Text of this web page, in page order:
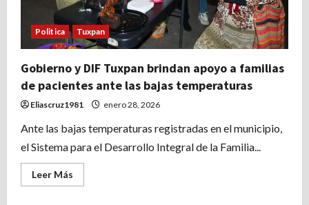
Politica Tuxpan
Gobierno y DIF Tuxpan brindan apoyo a familias
de pacientes ante las bajas temperaturas
Eliascruz1981 enero 28, 2026
Ante las bajas temperaturas registradas en el municipio,
el Sistema para el Desarrollo Integral de la Familia...
Leer Más
más